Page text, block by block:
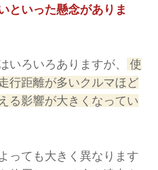
といった懸念がありま
いろいろありますが、
使
行距離が多いクルマほど
る影響が大きくなってい
っても大きく異なります